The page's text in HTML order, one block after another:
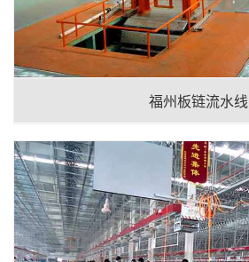
福州板链流水线